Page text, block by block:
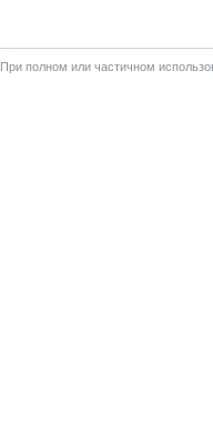
При полном или частичном